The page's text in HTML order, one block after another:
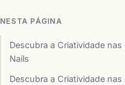
NESTA PÁGINA
Descubra a Criatividade
Nails
Descubra a Criatividade